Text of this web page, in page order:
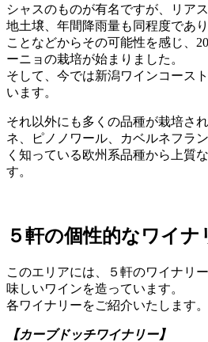
シャスのものが有名ですが、リア
地土壌、年間降雨量も同程度であ
ことなどからその可能性を感じ、
ーニョの栽培が始まりました。
そして、今では新潟ワインコース
います。
それ以外にも多くの品種が栽培さ
ネ、ピノノワール、カベルネフラ
く知っている欧州系品種から上質
す。
５軒の個性的なワイナ
このエリアには、５軒のワイナリ
味しいワインを造っています。
各ワイナリーをご紹介いたします。
【カーブドッチワイナリー】